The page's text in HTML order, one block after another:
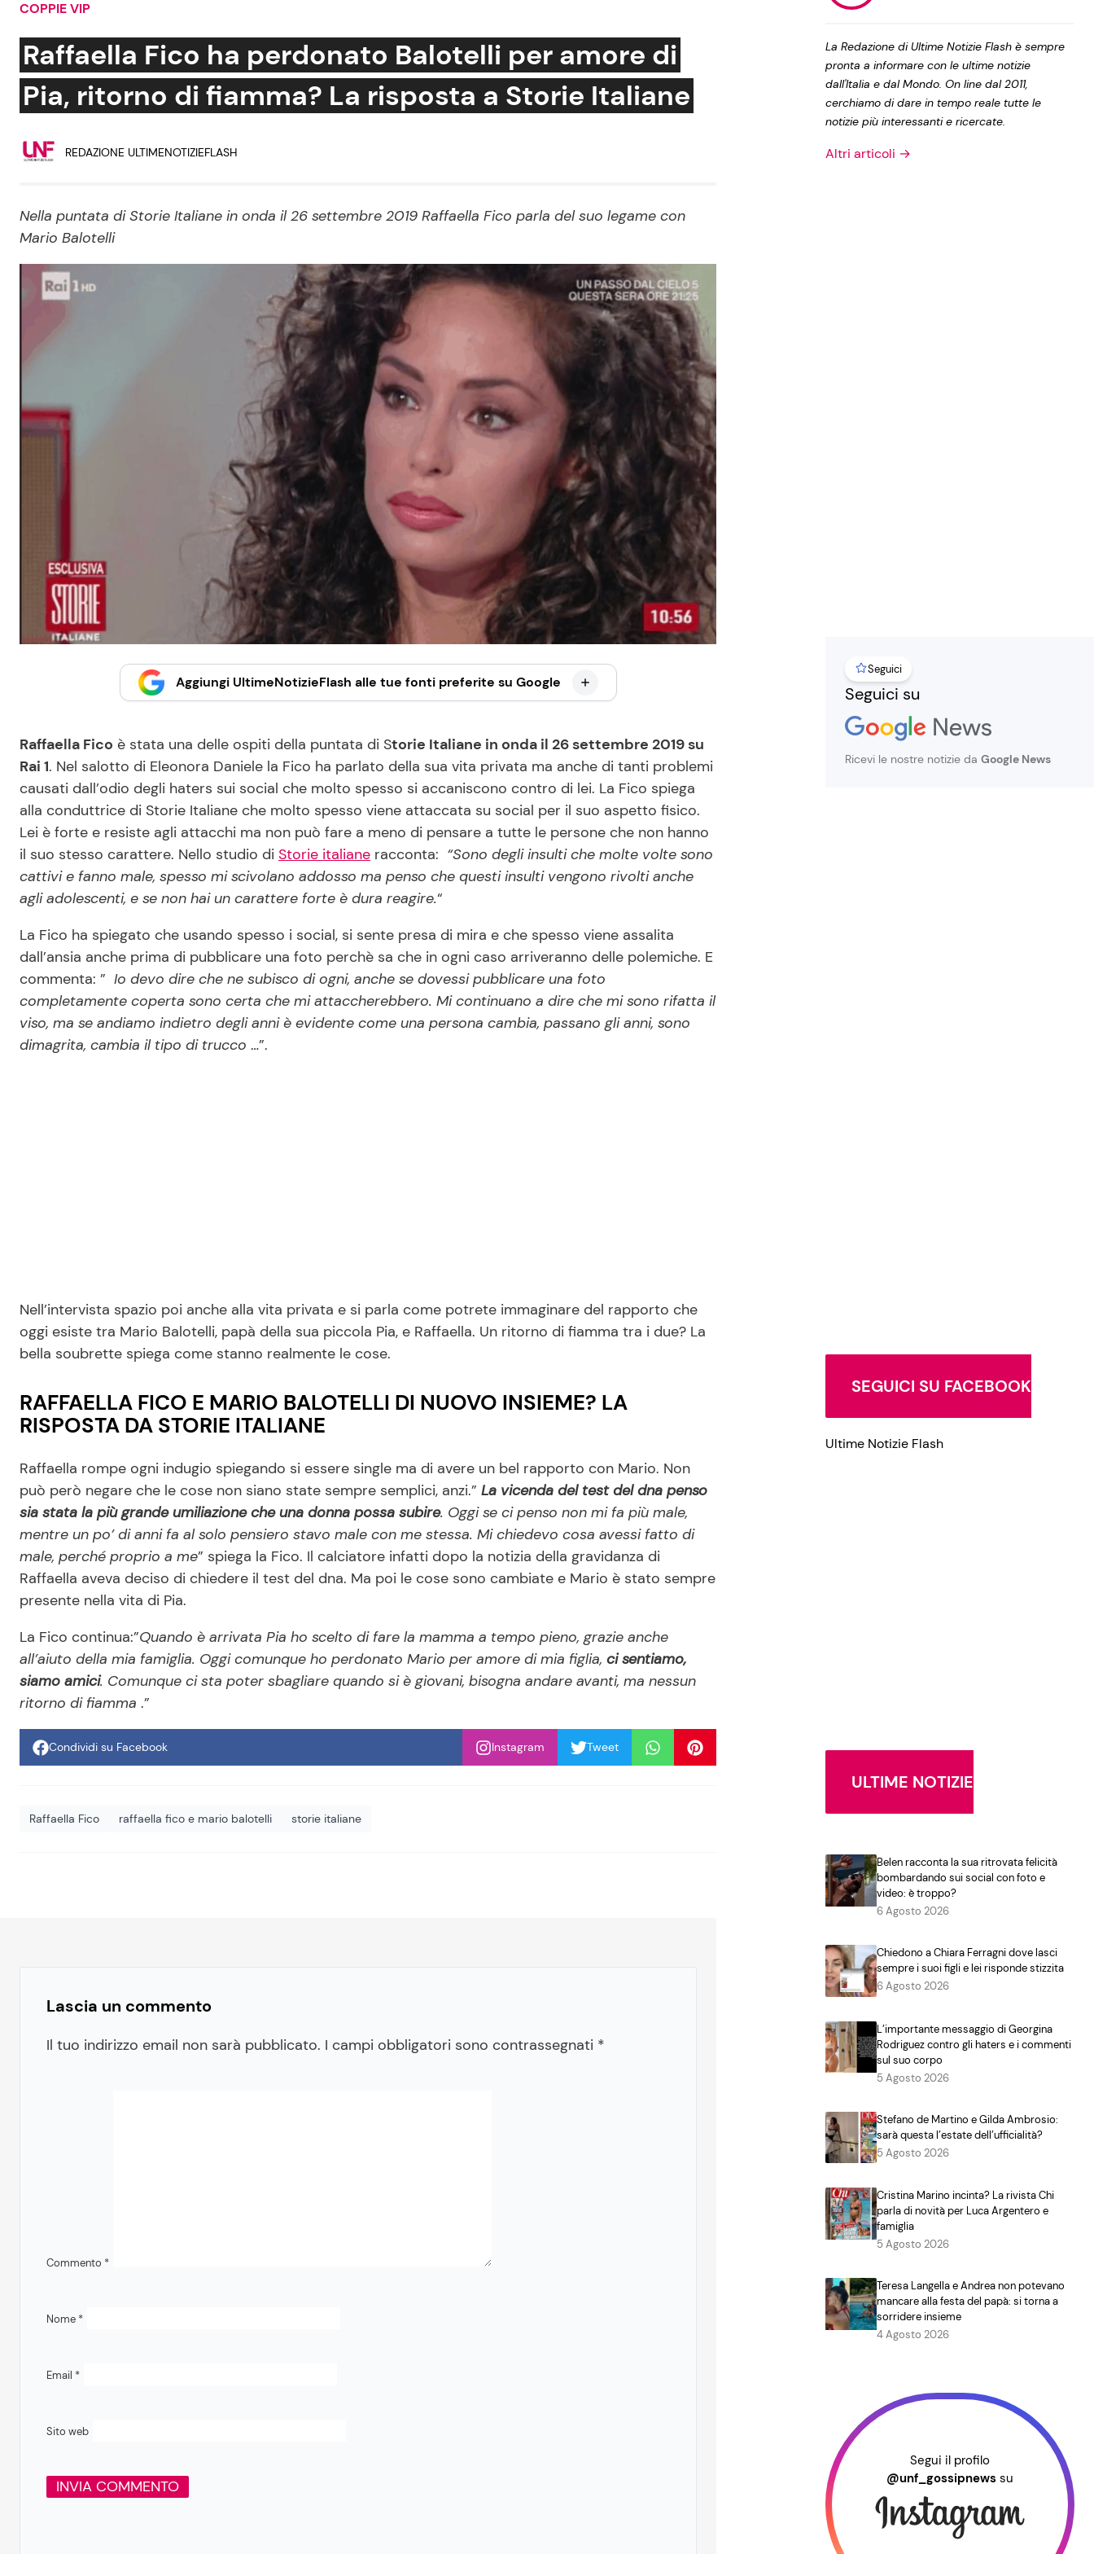
Social News
News dal mondo
Benessere
Mondo Mamma
Viaggi e Turismo
Festività
Cucina e Ricette
Le Ricette in TV
Ricette Facili e Veloci
Ricette Feste
Ricette per Bambini
Privacy Policy
COPPIE VIP
Raffaella Fico ha perdonato Balotelli per amore di
Pia, ritorno di fiamma? La risposta a Storie Italiane
REDAZIONE ULTIMENOTIZIEFLASH
Nella puntata di Storie Italiane in onda il 26 settembre 2019 Raffaella Fico parla del suo legame con
Mario Balotelli
Aggiungi UltimeNotizieFlash alle tue fonti preferite su Google
Raffaella Fico è stata una delle ospiti della puntata di Storie Italiane in onda il 26 settembre 2019 su
Rai 1. Nel salotto di Eleonora Daniele la Fico ha parlato della sua vita privata ma anche di tanti problemi
causati dall’odio degli haters sui social che molto spesso si accaniscono contro di lei. La Fico spiega
alla conduttrice di Storie Italiane che molto spesso viene attaccata su social per il suo aspetto fisico.
Lei è forte e resiste agli attacchi ma non può fare a meno di pensare a tutte le persone che non hanno
il suo stesso carattere. Nello studio di Storie italiane racconta: “Sono degli insulti che molte volte sono
cattivi e fanno male, spesso mi scivolano addosso ma penso che questi insulti vengono rivolti anche
agli adolescenti, e se non hai un carattere forte è dura reagire.“
La Fico ha spiegato che usando spesso i social, si sente presa di mira e che spesso viene assalita
dall’ansia anche prima di pubblicare una foto perchè sa che in ogni caso arriveranno delle polemiche. E
commenta: ” Io devo dire che ne subisco di ogni, anche se dovessi pubblicare una foto
completamente coperta sono certa che mi attaccherebbero. Mi continuano a dire che mi sono rifatta il
viso, ma se andiamo indietro degli anni è evidente come una persona cambia, passano gli anni, sono
dimagrita, cambia il tipo di trucco …”.
Nell’intervista spazio poi anche alla vita privata e si parla come potrete immaginare del rapporto che
oggi esiste tra Mario Balotelli, papà della sua piccola Pia, e Raffaella. Un ritorno di fiamma tra i due? La
bella soubrette spiega come stanno realmente le cose.
RAFFAELLA FICO E MARIO BALOTELLI DI NUOVO INSIEME? LA
RISPOSTA DA STORIE ITALIANE
Raffaella rompe ogni indugio spiegando si essere single ma di avere un bel rapporto con Mario. Non
può però negare che le cose non siano state sempre semplici, anzi.” La vicenda del test del dna penso
sia stata la più grande umiliazione che una donna possa subire. Oggi se ci penso non mi fa più male,
mentre un po’ di anni fa al solo pensiero stavo male con me stessa. Mi chiedevo cosa avessi fatto di
male, perché proprio a me” spiega la Fico. Il calciatore infatti dopo la notizia della gravidanza di
Raffaella aveva deciso di chiedere il test del dna. Ma poi le cose sono cambiate e Mario è stato sempre
presente nella vita di Pia.
La Fico continua:”Quando è arrivata Pia ho scelto di fare la mamma a tempo pieno, grazie anche
all’aiuto della mia famiglia. Oggi comunque ho perdonato Mario per amore di mia figlia, ci sentiamo,
siamo amici. Comunque ci sta poter sbagliare quando si è giovani, bisogna andare avanti, ma nessun
ritorno di fiamma .”
Condividi su Facebook Instagram Tweet
Raffaella Fico raffaella fico e mario balotelli storie italiane
Lascia un commento
Il tuo indirizzo email non sarà pubblicato. I campi obbligatori sono contrassegnati *
Commento *
Nome *
Email *
Sito web
La Redazione di Ultime Notizie Flash è sempre
pronta a informare con le ultime notizie
dall'Italia e dal Mondo. On line dal 2011,
cerchiamo di dare in tempo reale tutte le
notizie più interessanti e ricercate.
Altri articoli →
Seguici
Seguici su
Ricevi le nostre notizie da Google News
SEGUICI SU FACEBOOK
Ultime Notizie Flash
ULTIME NOTIZIE
Belen racconta la sua ritrovata felicità
bombardando sui social con foto e
video: è troppo?
6 Agosto 2026
Chiedono a Chiara Ferragni dove lasci
sempre i suoi figli e lei risponde stizzita
6 Agosto 2026
L’importante messaggio di Georgina
Rodriguez contro gli haters e i commenti
sul suo corpo
5 Agosto 2026
Stefano de Martino e Gilda Ambrosio:
sarà questa l’estate dell’ufficialità?
5 Agosto 2026
Cristina Marino incinta? La rivista Chi
parla di novità per Luca Argentero e
famiglia
5 Agosto 2026
Teresa Langella e Andrea non potevano
mancare alla festa del papà: si torna a
sorridere insieme
4 Agosto 2026
Segui il profilo
@unf_gossipnews su